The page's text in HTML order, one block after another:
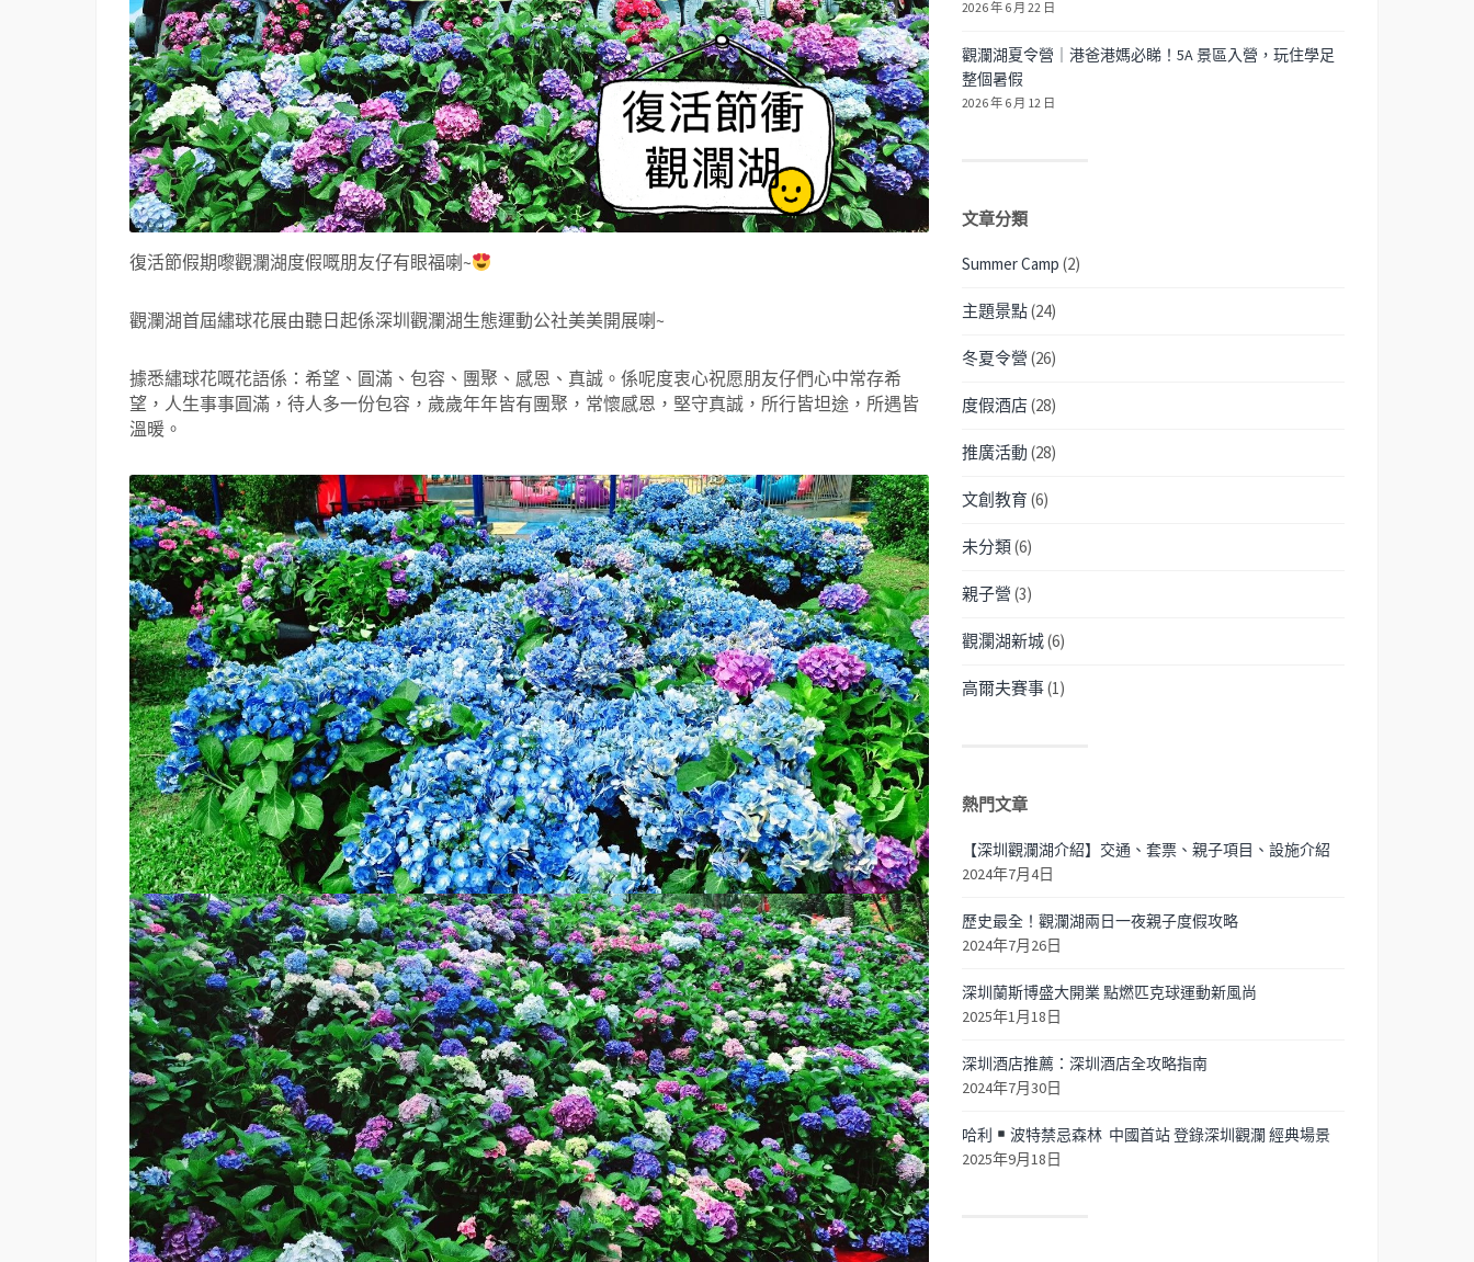
復活節假期嚟觀瀾湖度假嘅朋友仔有眼福喇~
觀瀾湖首屆繡球花展由聽日起係深圳觀瀾湖生態運動公社美美開展喇~
據悉繡球花嘅花語係：希望、圓滿、包容、團聚、感恩、真誠。係呢度衷心祝愿朋友仔們心中常存希
望，人生事事圓滿，待人多一份包容，歲歲年年皆有團聚，常懷感恩，堅守真誠，所行皆坦途，所遇皆
溫暖。
2026 年 6 月 22 日
觀瀾湖夏令營｜港爸港媽必睇！5A 景區入營，玩住學足
整個暑假
2026 年 6 月 12 日
文章分類
Summer Camp (2)
主題景點(24)
冬夏令營 (26)
度假酒店(28)
推廣活動 (28)
文創教育 (6)
未分類(6)
親子營 (3)
觀瀾湖新城(6)
高爾夫賽事(1)
熱門文章
【深圳觀瀾湖介紹】交通、套票、親子項目、設施介紹
2024年7月4日
歷史最全！觀瀾湖兩日一夜親子度假攻略
2024年7月26日
深圳蘭斯博盛大開業 點燃匹克球運動新風尚
2025年1月18日
深圳酒店推薦：深圳酒店全攻略指南
2024年7月30日
哈利
波特禁忌森林 中國首站 登錄深圳觀瀾 經典場景
2025年9月18日